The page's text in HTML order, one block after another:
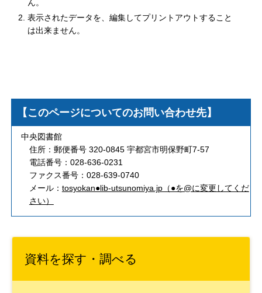
ん。
表示されたデータを、編集してプリントアウトすること
は出来ません。
【このページについてのお問い合わせ先】
中央図書館
住所：郵便番号 320-0845 宇都宮市明保野町7-57
電話番号：028-636-0231
ファクス番号：028-639-0740
メール： tosyokan●lib-utsunomiya.jp（●を@に変更してくだ
さい）
資料を探す・調べる